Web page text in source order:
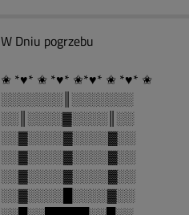
W Dniu pogrzebu
✬ *♥* ✬ *♥* ✬*♥* ✬ *♥* ✬
░░░░░░░║░░░░░░░
░░║░░░░▓░░░░║░░
░░▓░░░░▓░░░░▓░░
░░▓░░░░▓░░░░▓░░
░░▓░░░░▓░░░░▓░░
░░▓░░░░█░░░░▓░░